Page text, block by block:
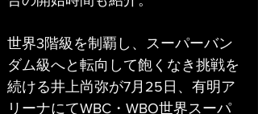
世界3階級を制覇し、スーパーバン
ダム級へと転向して飽くなき挑戦を
続ける井上尚弥が7月25日、有明ア
リーナにてWBC・WBO世界スーパ